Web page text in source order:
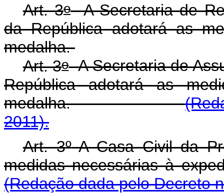
Art. 3oA Secretaria de
da República adotará as
medalha.
Art. 3o
A Secretaria de
República adotará as
medalha.
2011).
Art. 3ºA Casa Civil da
medidas
(Redação dada pelo Decreto